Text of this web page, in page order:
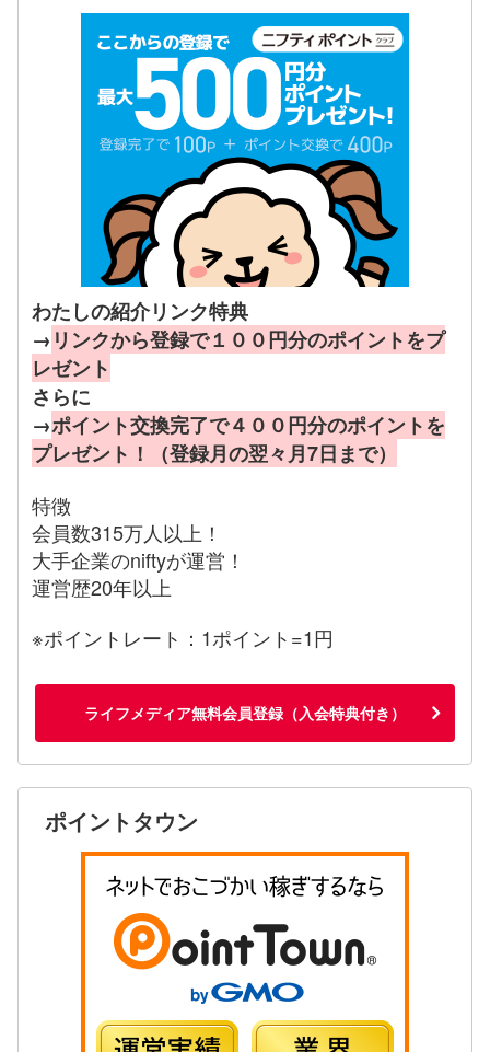
わたしの紹介リンク特典
→ リンクから登録で１００円分のポイントをプ
レゼント
さらに
→ポイント交換完了で４００円分のポイントを
プレゼント！（登録月の翌々月7日まで）
特徴
会員数315万人以上！
大手企業のniftyが運営！
運営歴20年以上
※ポイントレート：1ポイント=1円
ライフメディア無料会員登録（入会特典付き）
ポイントタウン